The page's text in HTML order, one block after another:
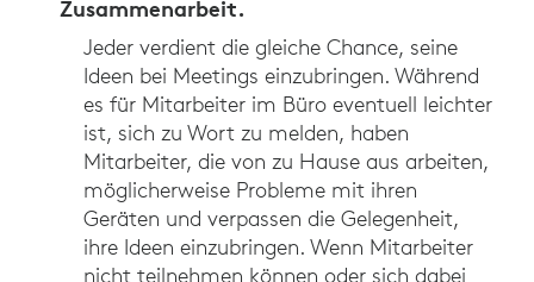
Zusammenarbeit.
Jeder verdient die gleiche Chance, seine
Ideen bei Meetings einzubringen. Während
es für Mitarbeiter im Büro eventuell leichter
ist, sich zu Wort zu melden, haben
Mitarbeiter, die von zu Hause aus arbeiten,
möglicherweise Probleme mit ihren
Geräten und verpassen die Gelegenheit,
ihre Ideen einzubringen. Wenn Mitarbeiter
nicht teilnehmen können oder sich dabei